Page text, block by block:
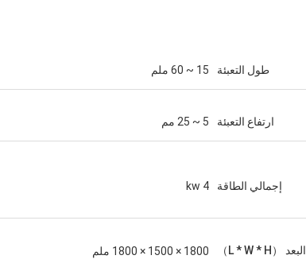
طول التعبئة 15 ~ 60 ملم
ارتفاع التعبئة 5 ~ 25 مم
إجمالي الطاقة 4 kw
البعد （L * W * H） 1800 × 1500 × 1800 ملم